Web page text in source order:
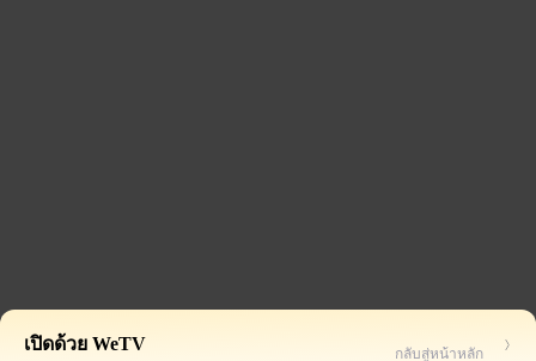
เปิดด้วย WeTV กลับสู่หน้าหลัก